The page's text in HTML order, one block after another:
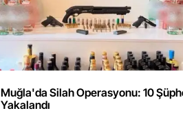
Muğla'da Silah Operasyonu: 10
Yakalandı